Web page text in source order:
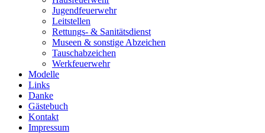
Jugendfeuerwehr
Leitstellen
Rettungs- & Sanitätsdienst
Museen & sonstige Abzeichen
Tauschabzeichen
Werkfeuerwehr
Modelle
Links
Danke
Gästebuch
Kontakt
Impressum